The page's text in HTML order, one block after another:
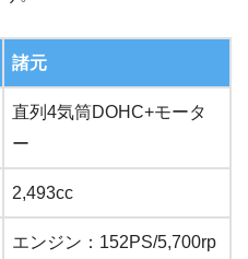
諸元
直列4気筒DOHC+モータ
ー
2,493cc
エンジン：152PS/5,700rp